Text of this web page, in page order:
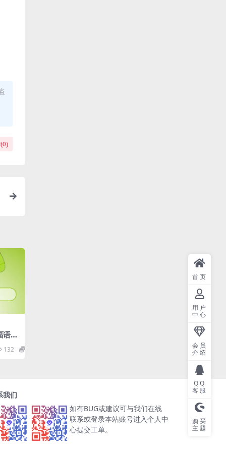
0)
小
132
我们
如有BUG或建议可与我们在线
联系或登录本站账号进入个人中
心提交工单。
首页
用户
中心
会员
介绍
QQ
客服
购买
主题